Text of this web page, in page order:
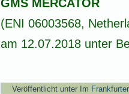
GMS MERCATOR
(ENI 06003568,
am 12.07.2018 unter
Veröffentlicht unter Im